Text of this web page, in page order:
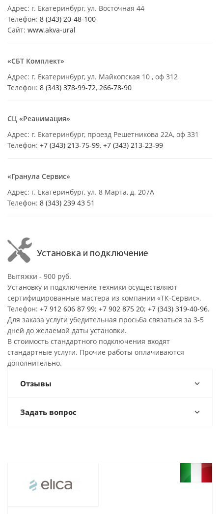
Адрес: г. Екатеринбург, ул. Восточная 44
Телефон: 8 (343) 20-48-100
Сайт: www.akva-ural
«СБТ Комплект»
Адрес: г. Екатеринбург, ул. Майкопская 10 , оф 312
Телефон: 8 (343) 378-99-72, 266-78-90
СЦ «Реанимация»
Адрес: г. Екатеринбург, проезд Решетникова 22А, оф 331
Телефон: +7 (343) 213-75-99, +7 (343) 213-23-99
«Гранула Сервис»
Адрес: г. Екатеринбург, ул. 8 Марта, д. 207А
Телефон: 8 (343) 239 43 51
Установка и подключение
Вытяжки - 900 руб.
Установку и подключение техники осуществляют
сертифицированные мастера из компании «ТК-Сервис».
Телефон: +7 912 606 87 99; +7 902 875 20; +7 (343) 319-40-96.
Для заказа услуги убедительная просьба связаться за 3-5
дней до желаемой даты установки.
В стоимость стандартного подключения входят
стандартные услуги. Прочие работы оплачиваются
дополнительно.
Отзывы
Задать вопрос